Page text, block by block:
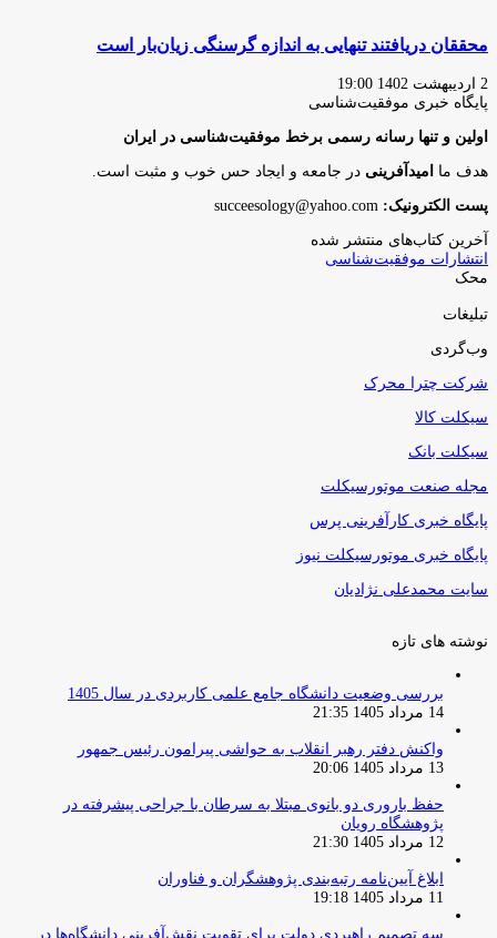
محققان دریافتند تنهایی به اندازه گرسنگی زیان‌بار است
2 اردیبهشت 1402 19:00
پایگاه‌ خبری موفقیت‌شناسی
اولین و تنها رسانه رسمی برخط موفقیت‌شناسی در ایران
هدف ما امیدآفرینی در جامعه و ایجاد حس خوب و مثبت است.
پست الکترونیک:
آخرین کتاب‌های منتشر شده
انتشارات موفقیت‌شناسی
محک
تبلیغات
وب‌گردی
شرکت چترا محرک
سیکلت کالا
سیکلت بانک
مجله صنعت موتورسیکلت
پایگاه خبری کارآفرینی پرس
پایگاه خبری موتورسیکلت نیوز
سایت محمدعلی نژادیان
نوشته های تازه
بررسی وضعیت دانشگاه جامع علمی کاربردی در سال 1405
14 مرداد 1405 21:35
واکنش دفتر رهبر انقلاب به حواشی پیرامون رئیس جمهور
13 مرداد 1405 20:06
حفظ باروری دو بانوی مبتلا به سرطان با جراحی پیشرفته در
پژوهشگاه رویان
12 مرداد 1405 21:30
ابلاغ آیین‌نامه رتبه‌بندی پژوهشگران و فناوران
11 مرداد 1405 19:18
سه تصمیم راهبردی دولت برای تقویت نقش‌آفرینی دانشگاه‌ها در